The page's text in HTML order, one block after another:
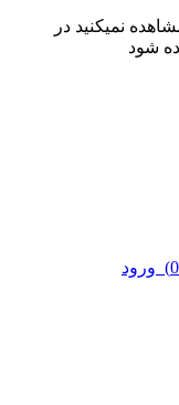
نمیکنید در
شود
0
) ورود